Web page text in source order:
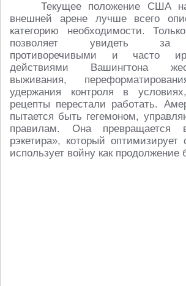
Текущее положение США
внешней арене лучше всего
категорию необходимости.
позволяет увидеть за
противоречивыми и часто
действиями Вашингтона
выживания,
удержания контроля в
рецепты перестали работать.
пытается быть гегемоном,
правилам. Она превращается в
рэкетира», который
использует войну как продолжение